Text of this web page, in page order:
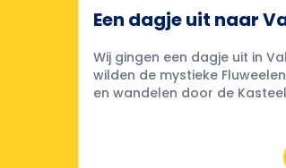
Een dagje uit naar
Wij gingen een dagje uit in
wilden de mystieke
en wandelen door de